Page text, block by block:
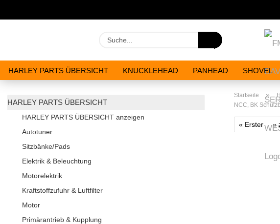
Suche...
HARLEY PARTS ÜBERSICHT KNUCKLEHEAD PANHEAD SHOVEL
Startseite »
NCC, BK
« Erster «
HARLEY PARTS ÜBERSICHT
HARLEY PARTS ÜBERSICHT anzeigen
Autotuner
Sitzbänke/Pads
Elektrik & Beleuchtung
Motorelektrik
Kraftstoffzufuhr & Luftfilter
Motor
Primärantrieb & Kupplung